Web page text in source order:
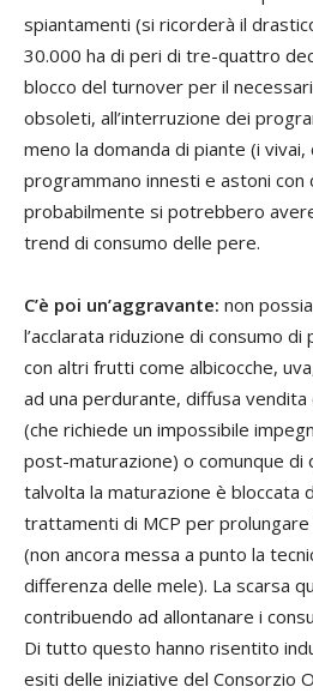
spiantamenti (si ricorderà il
30.000 ha di peri di tre-quattro
blocco del turnover per il
obsoleti, all’interruzione dei
meno la domanda di piante (i vivai,
programmano innesti e astoni con
probabilmente si potrebbero
trend di consumo delle pere.
C’è poi un’aggravante: non
l’acclarata riduzione di consumo
con altri frutti come albicocche,
ad una perdurante, diffusa
(che richiede un impossibile
post-maturazione) o comunque di
talvolta la maturazione è bloccata
trattamenti di MCP per
(non ancora messa a punto la
differenza delle mele). La scarsa
contribuendo ad allontanare i
Di tutto questo hanno risentito
esiti delle iniziative del Consorzio